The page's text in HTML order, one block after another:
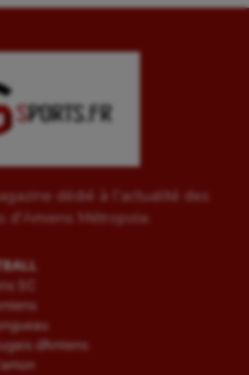
dédié à l'actualité des
d'Amiens Métropole.
SC
d’Amiens